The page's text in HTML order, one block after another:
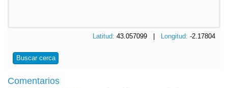
Latitud: 43.057099 | Longitud: -2.17804
Buscar cerca
Comentarios